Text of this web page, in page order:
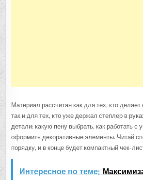
Материал рассчитан как для тех, кто делает
так и для тех, кто уже держал степлер в
детали: какую пену выбрать, как работать с
оформить декоративные элементы. Читай
порядку, и в конце будет компактный чек-
Интересное по теме: